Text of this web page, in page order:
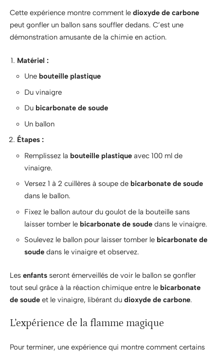
Cette expérience montre comment le dioxyde de carbone
peut gonfler un ballon sans souffler dedans. C’est une
démonstration amusante de la chimie en action.
Matériel :
Une bouteille plastique
Du vinaigre
Du bicarbonate de soude
Un ballon
Étapes :
Remplissez la bouteille plastique avec 100 ml de
vinaigre.
Versez 1 à 2 cuillères à soupe de bicarbonate de soude
dans le ballon.
Fixez le ballon autour du goulot de la bouteille sans
laisser tomber le bicarbonate de soude dans le vinaigre.
Soulevez le ballon pour laisser tomber le bicarbonate de
soude dans le vinaigre et observez.
Les enfants seront émerveillés de voir le ballon se gonfler
tout seul grâce à la réaction chimique entre le bicarbonate
de soude et le vinaigre, libérant du dioxyde de carbone.
L’expérience de la flamme magique
Pour terminer, une expérience qui montre comment certains